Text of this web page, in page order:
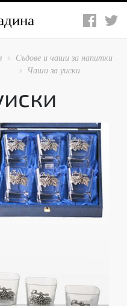
 Съдове и чаши за напитки
 Чаши за уиски